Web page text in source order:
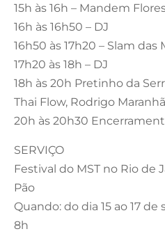
15h às 16h – Mandem
16h às 16h50 – DJ
16h50 às 17h20 – Slam das
17h20 às 18h – DJ
18h às 20h Pretinho da
Thai Flow, Rodrigo
20h às 20h30
SERVIÇO
Festival do MST no Rio de
Pão
Quando: do dia 15 ao 17
8h